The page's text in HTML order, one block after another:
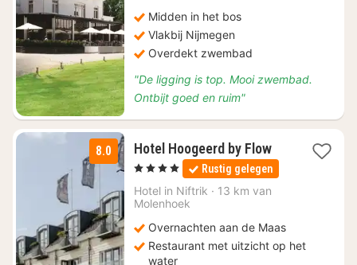
89
Midden in het bos
Vlakbij Nijmegen
Overdekt zwembad
"De ligging is top. Mooi zwembad.
Ontbijt goed en ruim"
8.0 Hotel Hoogeerd by Flow1
nacht
vanaf
€
, 4 Sterren Rustig gelegen
Hotel in Niftrik · 13 km van
Molenhoek
Overnachten aan de Maas
Restaurant met uitzicht op het
water